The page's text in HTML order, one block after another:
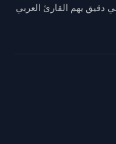
دقيق يهم القارئ العربي